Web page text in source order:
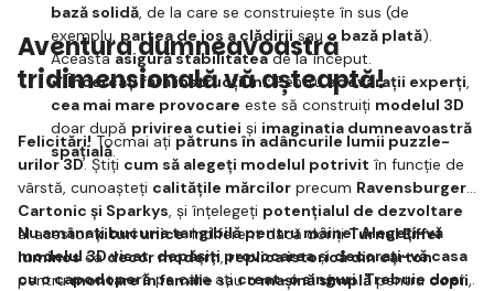
bază solidă, de la care se construiește în sus (de
exemplu, partea de jos a clădirii sauo bază plată).
Aceasta asigură stabilitateade la început.
✔ Încercați fără instrucțiuni:Pentruadevărații experți,
cea mai mare provocare este să construiți modelul 3D
doar după privirea cutiei și imaginatia dumneavoastră
spațială.
Aventura dumneavoastră
tridimensională vă așteaptă!
Felicitări! Tocmai ați pătruns în adâncurile lumii puzzle-
urilor 3D. Știți cum să alegeți modelul potrivit în funcție de
vârstă, cunoașteți calitățile mărcilor precum Ravensburger,
Cartonic și Sparkys, și înțelegeți potențialul de dezvoltare
al acestorkituri unice. Indiferent dacă dorițiTurnul Eiffel
luminoscadecor modern,replica istorică din carton
pentrumontare în familie sauo mașină simplăpentru copii,
Nu amânați bucuria tangibilă pentru mâine! Alegeți-vă
modelul 3D visat,depășiți provocareașidecorați-vă casa
cu o capodoperăpe care ațicreat-o singuri.Trebuie doar